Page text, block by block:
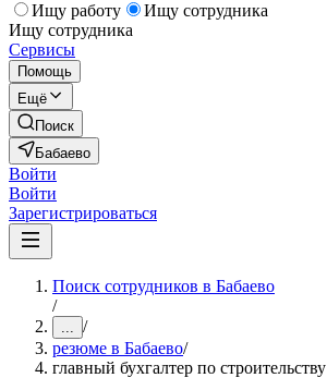
Ищу работу
Ищу сотрудника
Ищу сотрудника
Сервисы
Помощь
Ещё
Поиск
Бабаево
Войти
Войти
Зарегистрироваться
Поиск сотрудников в Бабаево
/
... /
резюме в Бабаево/
главный бухгалтер по строительству